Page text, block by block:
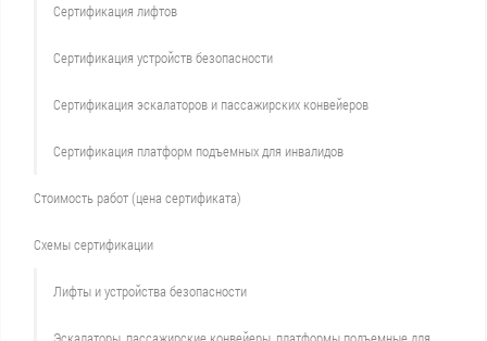
Сертификация лифтов
Сертификация устройств безопасности
Сертификация эскалаторов и пассажирских конвейеров
Сертификация платформ подъемных для инвалидов
Стоимость работ (цена сертификата)
Схемы сертификации
Лифты и устройства безопасности